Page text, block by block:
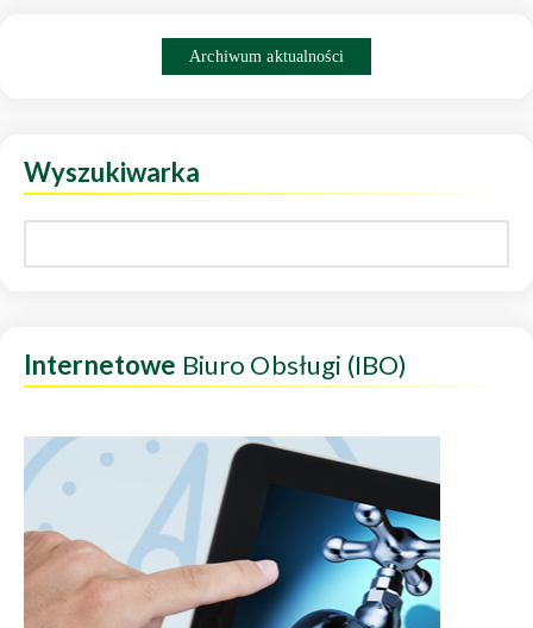
Archiwum aktualności
Wyszukiwarka
Internetowe Biuro Obsługi (IBO)